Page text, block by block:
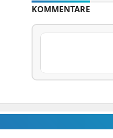
KOMMENTARE